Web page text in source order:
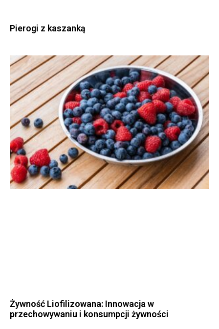
Pierogi z kaszanką
Żywność Liofilizowana: Innowacja w
przechowywaniu i konsumpcji żywności